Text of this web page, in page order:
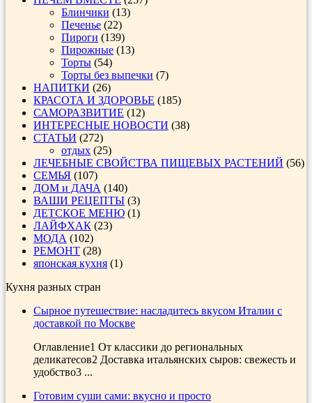
Блинчики (13)
Печенье (22)
Пироги (139)
Пирожные (13)
Торты (54)
Торты без выпечки (7)
НАПИТКИ (26)
КРАСОТА И ЗДОРОВЬЕ (185)
САМОРАЗВИТИЕ (12)
ИНТЕРЕСНЫЕ НОВОСТИ (38)
СТАТЬИ (272)
отдых (25)
ЛЕЧЕБНЫЕ СВОЙСТВА ПИЩЕВЫХ РАСТЕНИЙ (56)
СЕМЬЯ (107)
ДОМ и ДАЧА (140)
ВАШИ РЕЦЕПТЫ (3)
ДЕТСКОЕ МЕНЮ (1)
ЛАЙФХАК (23)
МОДА (102)
РЕМОНТ (28)
японская кухня (1)
Кухня разных стран
Сырное путешествие: насладитесь вкусом Италии с
доставкой по Москве
Оглавление1 От классики до региональных
деликатесов2 Доставка итальянских сыров: свежесть и
удобство3 ...
Готовим суши сами: вкусно и просто